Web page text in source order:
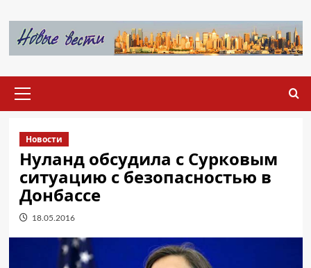
содержимому
меню
Новости
Нуланд обсудила с Сурковым
ситуацию с безопасностью в
Донбассе
18.05.2016